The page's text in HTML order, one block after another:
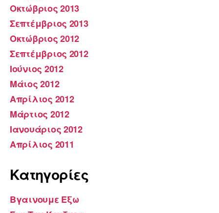
Οκτώβριος 2013
Σεπτέμβριος 2013
Οκτώβριος 2012
Σεπτέμβριος 2012
Ιούνιος 2012
Μάιος 2012
Απρίλιος 2012
Μάρτιος 2012
Ιανουάριος 2012
Απρίλιος 2011
Kατηγορίες
Βγαινουμε Εξω